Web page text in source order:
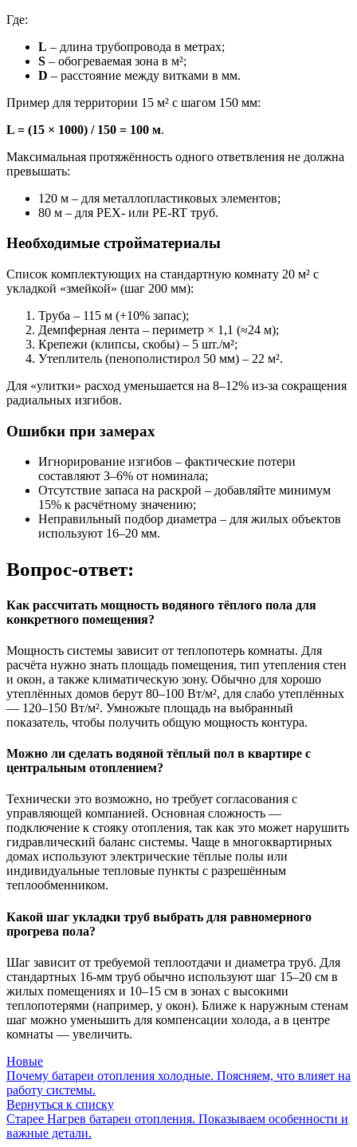
Где:
L – длина трубопровода в метрах;
S – обогреваемая зона в м²;
D – расстояние между витками в мм.
Пример для территории 15 м² с шагом 150 мм:
L = (15 × 1000) / 150 = 100 м.
Максимальная протяжённость одного ответвления не должна
превышать:
120 м – для металлопластиковых элементов;
80 м – для PEX- или PE-RT труб.
Необходимые стройматериалы
Список комплектующих на стандартную комнату 20 м² с
укладкой «змейкой» (шаг 200 мм):
Труба – 115 м (+10% запас);
Демпферная лента – периметр × 1,1 (≈24 м);
Крепежи (клипсы, скобы) – 5 шт./м²;
Утеплитель (пенополистирол 50 мм) – 22 м².
Для «улитки» расход уменьшается на 8–12% из-за сокращения
радиальных изгибов.
Ошибки при замерах
Игнорирование изгибов – фактические потери
составляют 3–6% от номинала;
Отсутствие запаса на раскрой – добавляйте минимум
15% к расчётному значению;
Неправильный подбор диаметра – для жилых объектов
используют 16–20 мм.
Вопрос-ответ:
Как рассчитать мощность водяного тёплого пола для
конкретного помещения?
Мощность системы зависит от теплопотерь комнаты. Для
расчёта нужно знать площадь помещения, тип утепления стен
и окон, а также климатическую зону. Обычно для хорошо
утеплённых домов берут 80–100 Вт/м², для слабо утеплённых
— 120–150 Вт/м². Умножьте площадь на выбранный
показатель, чтобы получить общую мощность контура.
Можно ли сделать водяной тёплый пол в квартире с
центральным отоплением?
Технически это возможно, но требует согласования с
управляющей компанией. Основная сложность —
подключение к стояку отопления, так как это может нарушить
гидравлический баланс системы. Чаще в многоквартирных
домах используют электрические тёплые полы или
индивидуальные тепловые пункты с разрешённым
теплообменником.
Какой шаг укладки труб выбрать для равномерного
прогрева пола?
Шаг зависит от требуемой теплоотдачи и диаметра труб. Для
стандартных 16-мм труб обычно используют шаг 15–20 см в
жилых помещениях и 10–15 см в зонах с высокими
теплопотерями (например, у окон). Ближе к наружным стенам
шаг можно уменьшить для компенсации холода, а в центре
комнаты — увеличить.
Новые
Почему батареи отопления холодные. Поясняем, что влияет на
работу системы.
Вернуться к списку
Старее Нагрев батареи отопления. Показываем особенности и
важные детали.